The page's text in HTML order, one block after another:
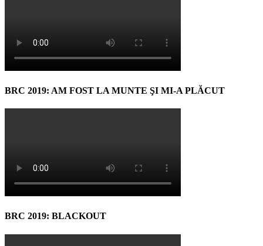
BRC 2019: AM FOST LA MUNTE ŞI MI-A PLĂCUT
BRC 2019: BLACKOUT